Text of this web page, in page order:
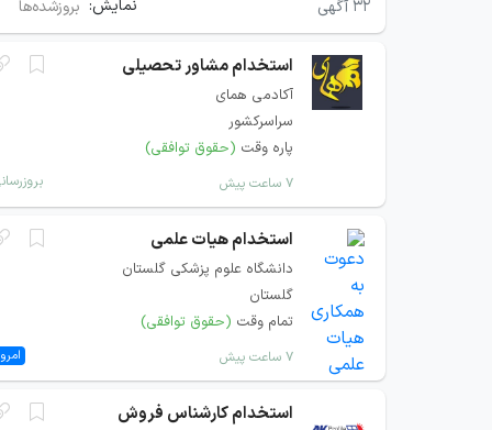
۳۲ آگهی نمایش: بروزشده‌ها
استخدام مشاور تحصیلی
آکادمی همای
سراسرکشور
پاره وقت (حقوق توافقی)
۷ ساعت پیش
استخدام هیات علمی
دانشگاه علوم پزشکی گلستان
گلستان
تمام وقت (حقوق توافقی)
۷ ساعت پیش
استخدام کارشناس فروش